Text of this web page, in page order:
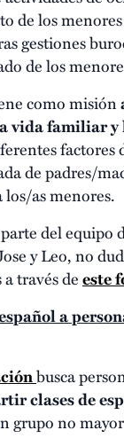
de los
gestiones
de los
como misión
vida familiar
factores
de padres/
los/as menores.
del equipo
y Leo, no
través deeste
a
busca
clases de
grupo no